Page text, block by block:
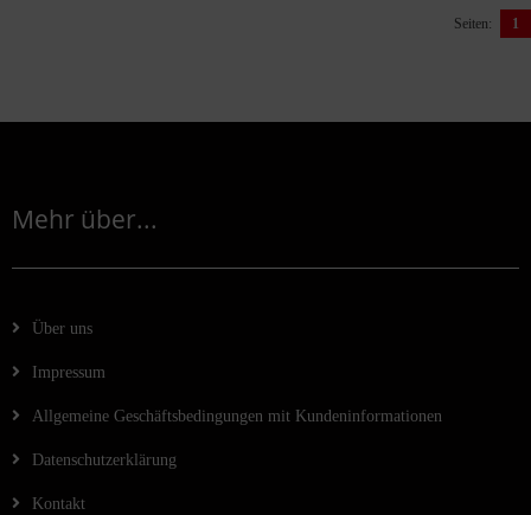
Seiten: 1
Mehr über...
Über uns
Impressum
Allgemeine Geschäftsbedingungen mit Kundeninformationen
Datenschutzerklärung
Kontakt